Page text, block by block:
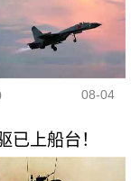
08-04
已上船台！